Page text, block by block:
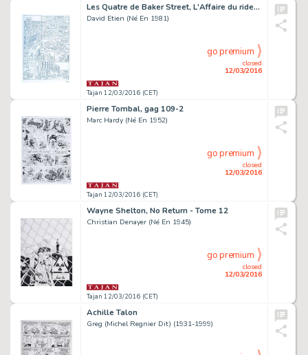
Les Quatre de Baker Street, L'Affaire du rideau bleu - Tome 1
David Etien (Né En 1981)
Tajan 12/03/2016 (CET)
closed
12/03/2016
go premium
Pierre Tombal, gag 109-2
Marc Hardy (Né En 1952)
Tajan 12/03/2016 (CET)
closed
12/03/2016
go premium
Wayne Shelton, No Return - Tome 12
Christian Denayer (Né En 1945)
Tajan 12/03/2016 (CET)
closed
12/03/2016
go premium
Achille Talon
Greg (Michel Regnier Dit) (1931-1999)